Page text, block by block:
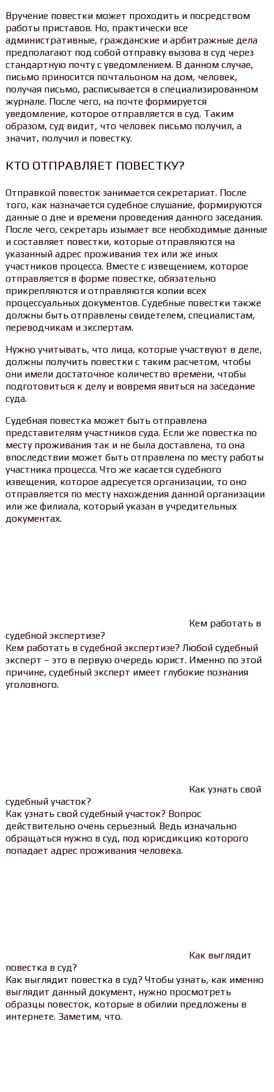
Вручение повестки может проходить и посредством
работы приставов. Но, практически все
административные, гражданские и арбитражные дела
предполагают под собой отправку вызова в суд через
стандартную почту с уведомлением. В данном случае,
письмо приносится почтальоном на дом, человек,
получая письмо, расписывается в специализированном
журнале. После чего, на почте формируется
уведомление, которое отправляется в суд. Таким
образом, суд видит, что человек письмо получил, а
значит, получил и повестку.
КТО ОТПРАВЛЯЕТ ПОВЕСТКУ?
Отправкой повесток занимается секретариат. После
того, как назначается судебное слушание, формируются
данные о дне и времени проведения данного заседания.
После чего, секретарь изымает все необходимые данные
и составляет повестки, которые отправляются на
указанный адрес проживания тех или же иных
участников процесса. Вместе с извещением, которое
отправляется в форме повестке, обязательно
прикрепляются и отправляются копии всех
процессуальных документов. Судебные повестки также
должны быть отправлены свидетелем, специалистам,
переводчикам и экспертам.
Нужно учитывать, что лица, которые участвуют в деле,
должны получить повестки с таким расчетом, чтобы
они имели достаточное количество времени, чтобы
подготовиться к делу и вовремя явиться на заседание
суда.
Судебная повестка может быть отправлена
представителям участников суда. Если же повестка по
месту проживания так и не была доставлена, то она
впоследствии может быть отправлена по месту работы
участника процесса. Что же касается судебного
извещения, которое адресуется организации, то оно
отправляется по месту нахождения данной организации
или же филиала, который указан в учредительных
документах.
Кем работать в
судебной экспертизе?
Кем работать в судебной экспертизе? Любой судебный
эксперт – это в первую очередь юрист. Именно по этой
причине, судебный эксперт имеет глубокие познания
уголовного.
Как узнать свой
судебный участок?
Как узнать свой судебный участок? Вопрос
действительно очень серьезный. Ведь изначально
обращаться нужно в суд, под юрисдикцию которого
попадает адрес проживания человека.
Как выглядит
повестка в суд?
Как выглядит повестка в суд? Чтобы узнать, как именно
выглядит данный документ, нужно просмотреть
образцы повесток, которые в обилии предложены в
интернете. Заметим, что.